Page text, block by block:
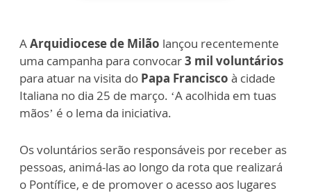
AArquidiocese de Milão lançou recentemente
uma campanha para convocar3 mil voluntários
para atuar na visita do Papa Francisco à cidade
Italiana no dia 25 de março. ‘A acolhida em tuas
mãos’ é o lema da iniciativa.
Os voluntários serão responsáveis por receber as
pessoas, animá-las ao longo da rota que realizará
o Pontífice, e de promover o acesso aos lugares